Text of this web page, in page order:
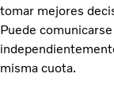
tomar mejores
Puede
misma cuota.